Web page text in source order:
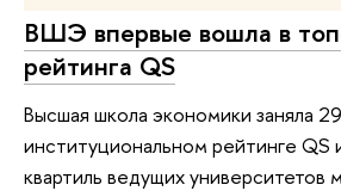
ВШЭ впервые вошла в
рейтинга QS
Высшая школа экономики заняла
институциональном рейтинге QS
квартиль ведущих университетов